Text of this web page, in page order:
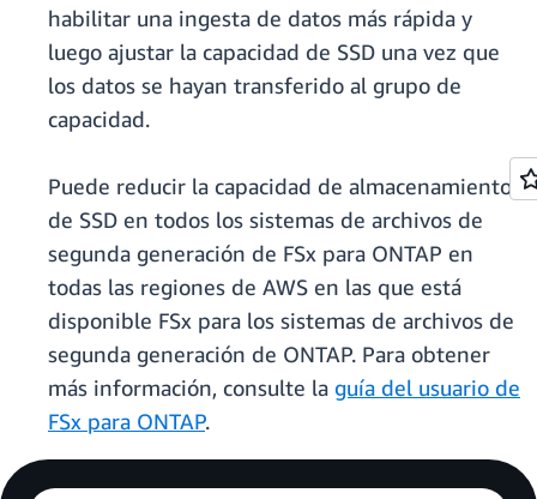
habilitar una ingesta de datos más rápida y
luego ajustar la capacidad de SSD una vez que
los datos se hayan transferido al grupo de
capacidad.
Puede reducir la capacidad de almacenamiento
de SSD en todos los sistemas de archivos de
segunda generación de FSx para ONTAP en
todas las regiones de AWS en las que está
disponible FSx para los sistemas de archivos de
segunda generación de ONTAP. Para obtener
más información, consulte la guía del usuario de
FSx para ONTAP.